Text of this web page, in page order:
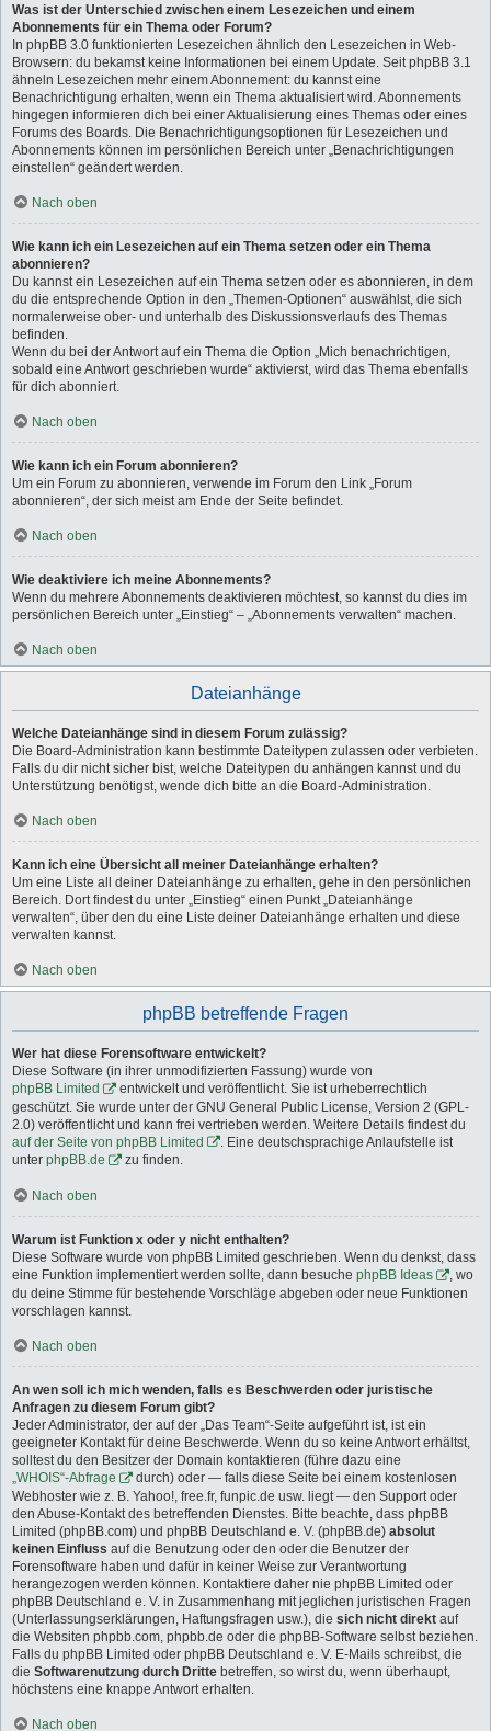
Was ist der Unterschied zwischen einem Lesezeichen und einem
Abonnements für ein Thema oder Forum?
In phpBB 3.0 funktionierten Lesezeichen ähnlich den Lesezeichen in Web-
Browsern: du bekamst keine Informationen bei einem Update. Seit phpBB 3.1
ähneln Lesezeichen mehr einem Abonnement: du kannst eine
Benachrichtigung erhalten, wenn ein Thema aktualisiert wird. Abonnements
hingegen informieren dich bei einer Aktualisierung eines Themas oder eines
Forums des Boards. Die Benachrichtigungsoptionen für Lesezeichen und
Abonnements können im persönlichen Bereich unter „Benachrichtigungen
einstellen“ geändert werden.
Nach oben
Wie kann ich ein Lesezeichen auf ein Thema setzen oder ein Thema
abonnieren?
Du kannst ein Lesezeichen auf ein Thema setzen oder es abonnieren, in dem
du die entsprechende Option in den „Themen-Optionen“ auswählst, die sich
normalerweise ober- und unterhalb des Diskussionsverlaufs des Themas
befinden.
Wenn du bei der Antwort auf ein Thema die Option „Mich benachrichtigen,
sobald eine Antwort geschrieben wurde“ aktivierst, wird das Thema ebenfalls
für dich abonniert.
Nach oben
Wie kann ich ein Forum abonnieren?
Um ein Forum zu abonnieren, verwende im Forum den Link „Forum
abonnieren“, der sich meist am Ende der Seite befindet.
Nach oben
Wie deaktiviere ich meine Abonnements?
Wenn du mehrere Abonnements deaktivieren möchtest, so kannst du dies im
persönlichen Bereich unter „Einstieg“ – „Abonnements verwalten“ machen.
Nach oben
Dateianhänge
Welche Dateianhänge sind in diesem Forum zulässig?
Die Board-Administration kann bestimmte Dateitypen zulassen oder verbieten.
Falls du dir nicht sicher bist, welche Dateitypen du anhängen kannst und du
Unterstützung benötigst, wende dich bitte an die Board-Administration.
Nach oben
Kann ich eine Übersicht all meiner Dateianhänge erhalten?
Um eine Liste all deiner Dateianhänge zu erhalten, gehe in den persönlichen
Bereich. Dort findest du unter „Einstieg“ einen Punkt „Dateianhänge
verwalten“, über den du eine Liste deiner Dateianhänge erhalten und diese
verwalten kannst.
Nach oben
phpBB betreffende Fragen
Wer hat diese Forensoftware entwickelt?
Diese Software (in ihrer unmodifizierten Fassung) wurde von
phpBB Limited
entwickelt und veröffentlicht. Sie ist urheberrechtlich
geschützt. Sie wurde unter der GNU General Public License, Version 2 (GPL-
2.0) veröffentlicht und kann frei vertrieben werden. Weitere Details findest du
auf der Seite von phpBB Limited
. Eine deutschsprachige Anlaufstelle ist
unter phpBB.de zu finden.
Nach oben
Warum ist Funktion x oder y nicht enthalten?
Diese Software wurde von phpBB Limited geschrieben. Wenn du denkst, dass
eine Funktion implementiert werden sollte, dann besuche phpBB Ideas
, wo
du deine Stimme für bestehende Vorschläge abgeben oder neue Funktionen
vorschlagen kannst.
Nach oben
An wen soll ich mich wenden, falls es Beschwerden oder juristische
Anfragen zu diesem Forum gibt?
Jeder Administrator, der auf der „Das Team“-Seite aufgeführt ist, ist ein
geeigneter Kontakt für deine Beschwerde. Wenn du so keine Antwort erhältst,
solltest du den Besitzer der Domain kontaktieren (führe dazu eine
„WHOIS“-Abfrage
durch) oder — falls diese Seite bei einem kostenlosen
Webhoster wie z. B. Yahoo!, free.fr, funpic.de usw. liegt — den Support oder
den Abuse-Kontakt des betreffenden Dienstes. Bitte beachte, dass phpBB
Limited (phpBB.com) und phpBB Deutschland e. V. (phpBB.de) absolut
keinen Einfluss auf die Benutzung oder den oder die Benutzer der
Forensoftware haben und dafür in keiner Weise zur Verantwortung
herangezogen werden können. Kontaktiere daher nie phpBB Limited oder
phpBB Deutschland e. V. in Zusammenhang mit jeglichen juristischen Fragen
(Unterlassungserklärungen, Haftungsfragen usw.), die sich nicht direkt auf
die Websiten phpbb.com, phpbb.de oder die phpBB-Software selbst beziehen.
Falls du phpBB Limited oder phpBB Deutschland e. V. E-Mails schreibst, die
die Softwarenutzung durch Dritte betreffen, so wirst du, wenn überhaupt,
höchstens eine knappe Antwort erhalten.
Nach oben